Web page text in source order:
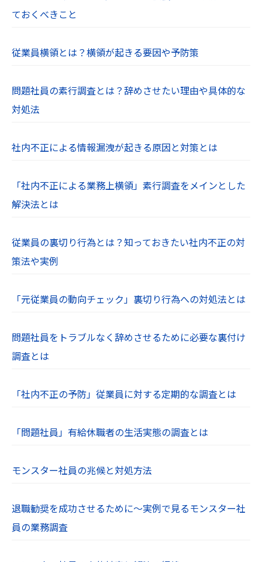
ておくべきこと
従業員横領とは？横領が起きる要因や予防策
問題社員の素行調査とは？辞めさせたい理由や具体的な
対処法
社内不正による情報漏洩が起きる原因と対策とは
「社内不正による業務上横領」素行調査をメインとした
解決法とは
従業員の裏切り行為とは？知っておきたい社内不正の対
策法や実例
「元従業員の動向チェック」裏切り行為への対処法とは
問題社員をトラブルなく辞めさせるために必要な裏付け
調査とは
「社内不正の予防」従業員に対する定期的な調査とは
「問題社員」有給休職者の生活実態の調査とは
モンスター社員の兆候と対処方法
退職勧奨を成功させるために～実例で見るモンスター社
員の業務調査